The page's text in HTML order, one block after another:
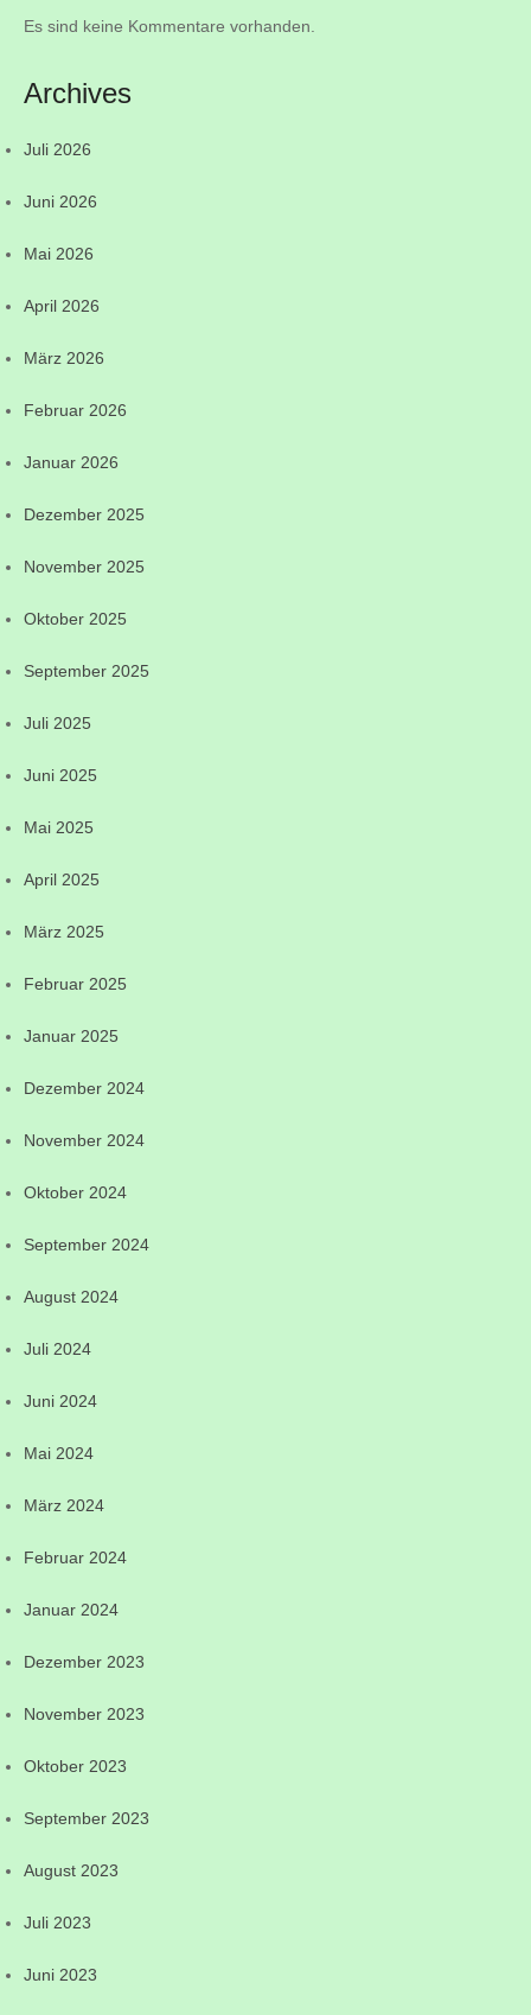
Es sind keine Kommentare vorhanden.
Archives
Juli 2026
Juni 2026
Mai 2026
April 2026
März 2026
Februar 2026
Januar 2026
Dezember 2025
November 2025
Oktober 2025
September 2025
Juli 2025
Juni 2025
Mai 2025
April 2025
März 2025
Februar 2025
Januar 2025
Dezember 2024
November 2024
Oktober 2024
September 2024
August 2024
Juli 2024
Juni 2024
Mai 2024
März 2024
Februar 2024
Januar 2024
Dezember 2023
November 2023
Oktober 2023
September 2023
August 2023
Juli 2023
Juni 2023